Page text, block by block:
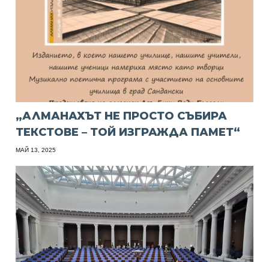
„АЛМАНАХЪТ НЕ ПРОСТО СЪБИРА
ТЕКСТОВЕ – ТОЙ ИЗГРАЖДА ПАМЕТ“
МАЙ 13, 2025